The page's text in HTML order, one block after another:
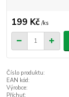
199 Kč /ks
Číslo produktu:
EAN kód:
Výrobce:
Příchuť: